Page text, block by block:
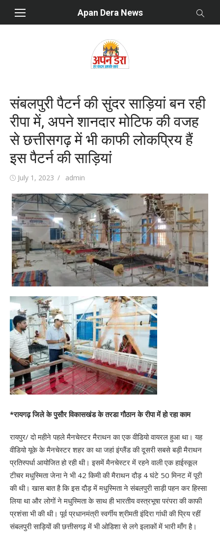
Apan Dera News
संबलपुरी पैटर्न की सुंदर साड़ियां बन रही
रीपा में, अपने शानदार मोटिफ की वजह
से छत्तीसगढ़ में भी काफी लोकप्रिय हैं
इस पैटर्न की साड़ियां
Posted
July 1, 2023 Author
admin
*रायगढ़ जिले के पुसौर विकासखंड के तरडा गौठान के रीपा में हो रहा काम
रायपुर/ दो महीने पहले मैनचेस्टर मैराथन का एक वीडियो वायरल हुआ था। यह
वीडियो यूके के मैनचेस्टर शहर का था जहां इंग्लैंड की दूसरी सबसे बड़ी मैराथन
प्रतिस्पर्धा आयोजित हो रही थी। इसमें मैनचेस्टर में रहने वाली एक हाईस्कूल
टीचर मधुस्मिता जेना ने भी 42 किमी की मैराथन दौड़ 4 घंटे 50 मिनट में पूरी
की थी। खास बात है कि इस दौड़ में मधुस्मिता ने संबलपुरी साड़ी पहन कर हिस्सा
लिया था और लोगों ने मधुस्मिता के साथ ही भारतीय वस्त्रभूषा परंपरा की काफी
प्रशंसा भी की थी। पूर्व प्रधानमंत्री स्वर्गीय श्रीमती इंदिरा गांधी की प्रिय रहीं
संबलपुरी साड़ियों की छत्तीसगढ़ में भी ओडिशा से लगे इलाकों में भारी माँग है।